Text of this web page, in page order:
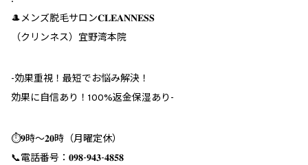
🎩メンズ脱毛サロン𝐂𝐋𝐄𝐀𝐍𝐍𝐄𝐒𝐒
（クリンネス）宜野湾本院
︎-効果重視！最短でお悩み解決！
効果に自信あり！100%返金保湿あり-
⏱𝟗時～𝟐𝟎時（月曜定休）
📞電話番号：𝟎𝟗𝟖-𝟗𝟒𝟑-𝟒𝟖𝟓𝟖